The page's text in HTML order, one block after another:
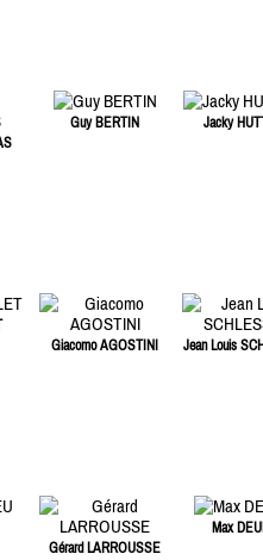
Guy BERTIN Jacky
Giacomo AGOSTINI
Jean Louis
Gérard LARROUSSE
Max